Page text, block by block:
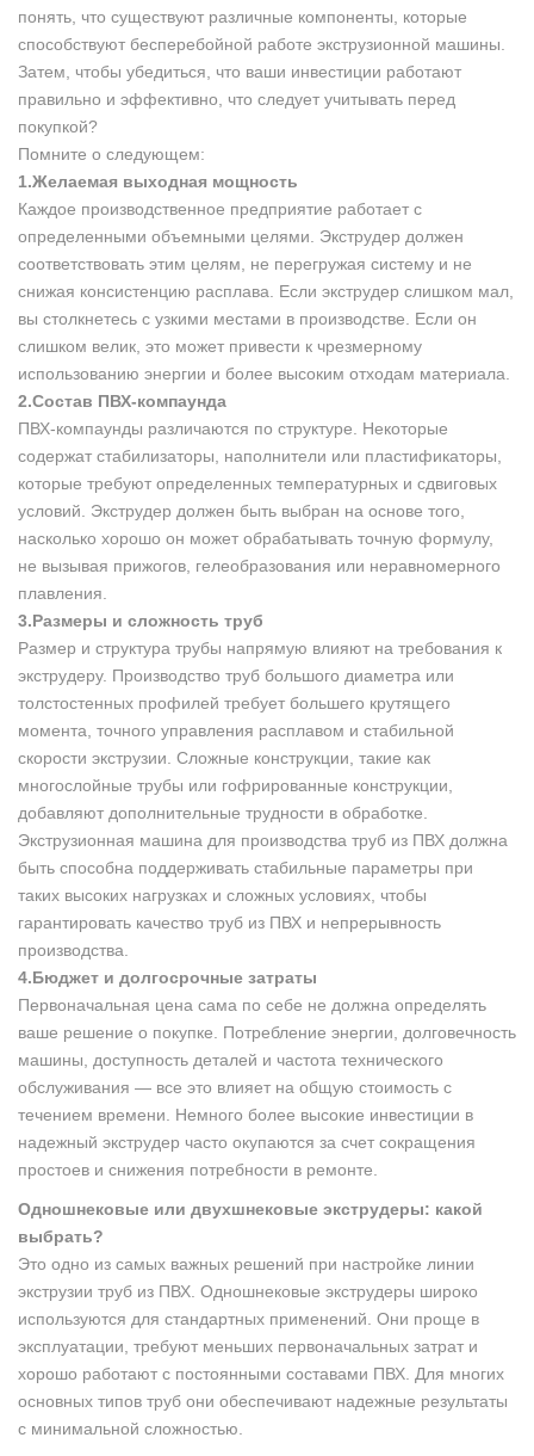
понять, что существуют различные компоненты, которые
способствуют бесперебойной работе экструзионной машины.
Затем, чтобы убедиться, что ваши инвестиции работают
правильно и эффективно, что следует учитывать перед
покупкой?
Помните о следующем:
1.Желаемая выходная мощность
Каждое производственное предприятие работает с
определенными объемными целями. Экструдер должен
соответствовать этим целям, не перегружая систему и не
снижая консистенцию расплава. Если экструдер слишком мал,
вы столкнетесь с узкими местами в производстве. Если он
слишком велик, это может привести к чрезмерному
использованию энергии и более высоким отходам материала.
2.Состав ПВХ-компаунда
ПВХ-компаунды различаются по структуре. Некоторые
содержат стабилизаторы, наполнители или пластификаторы,
которые требуют определенных температурных и сдвиговых
условий. Экструдер должен быть выбран на основе того,
насколько хорошо он может обрабатывать точную формулу,
не вызывая прижогов, гелеобразования или неравномерного
плавления.
3.Размеры и сложность труб
Размер и структура трубы напрямую влияют на требования к
экструдеру. Производство труб большого диаметра или
толстостенных профилей требует большего крутящего
момента, точного управления расплавом и стабильной
скорости экструзии. Сложные конструкции, такие как
многослойные трубы или гофрированные конструкции,
добавляют дополнительные трудности в обработке.
Экструзионная машина для производства труб из ПВХ должна
быть способна поддерживать стабильные параметры при
таких высоких нагрузках и сложных условиях, чтобы
гарантировать качество труб из ПВХ и непрерывность
производства.
4.Бюджет и долгосрочные затраты
Первоначальная цена сама по себе не должна определять
ваше решение о покупке. Потребление энергии, долговечность
машины, доступность деталей и частота технического
обслуживания — все это влияет на общую стоимость с
течением времени. Немного более высокие инвестиции в
надежный экструдер часто окупаются за счет сокращения
простоев и снижения потребности в ремонте.
Одношнековые или двухшнековые экструдеры: какой
выбрать?
Это одно из самых важных решений при настройке линии
экструзии труб из ПВХ. Одношнековые экструдеры широко
используются для стандартных применений. Они проще в
эксплуатации, требуют меньших первоначальных затрат и
хорошо работают с постоянными составами ПВХ. Для многих
основных типов труб они обеспечивают надежные результаты
с минимальной сложностью.